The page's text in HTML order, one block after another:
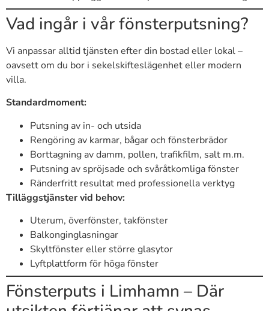
Vad ingår i vår fönsterputsning?
Vi anpassar alltid tjänsten efter din bostad eller lokal –
oavsett om du bor i sekelskifteslägenhet eller modern
villa.
Standardmoment:
Putsning av in- och utsida
Rengöring av karmar, bågar och fönsterbrädor
Borttagning av damm, pollen, trafikfilm, salt m.m.
Putsning av spröjsade och svåråtkomliga fönster
Ränderfritt resultat med professionella verktyg
Tilläggstjänster vid behov:
Uterum, överfönster, takfönster
Balkonginglasningar
Skyltfönster eller större glasytor
Lyftplattform för höga fönster
Fönsterputs i Limhamn – Där